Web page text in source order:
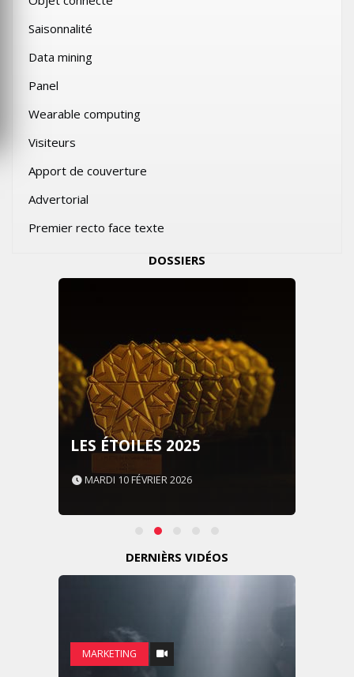
Saisonnalité
Data mining
Panel
Wearable computing
Visiteurs
Apport de couverture
Advertorial
Premier recto face texte
DOSSIERS
LES ÉTOILES 2025
MARDI 10 FÉVRIER 2026
DERNIÈRS VIDÉOS
MARKETING